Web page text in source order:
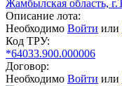
Жамбылская область,
Описание лота:
Необходимо Войти или
Код ТРУ:
*64033.900.000006
Договор:
Необходимо Войти или